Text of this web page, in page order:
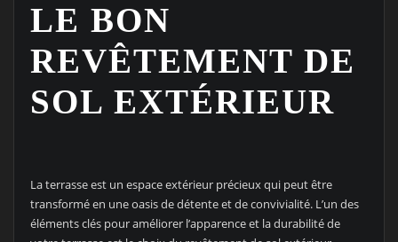
LE BON
REVÊTEMENT DE
SOL EXTÉRIEUR
La terrasse est un espace extérieur précieux qui peut être
transformé en une oasis de détente et de convivialité. L’un des
éléments clés pour améliorer l’apparence et la durabilité de